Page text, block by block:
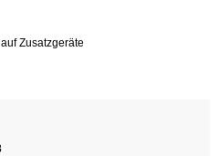
Zusatzgeräte